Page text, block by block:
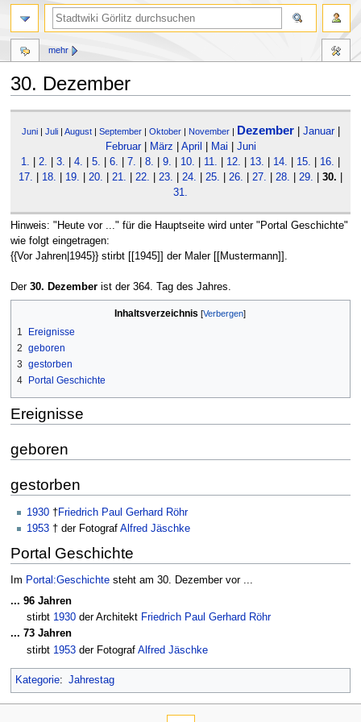
30. Dezember
Navigation
Suche
Juni| Juli| August| September| Oktober| November| Dezember| Januar|
Februar| März April Mai
Juni
1.
2. 3. 4. 5. 6. 7. 8. 9. 10. 11. 12. 13. 14. 15. 16.
17.
18. 19. 20. 21. 22. 23. 24. 25. 26. 27. 28. 29. 30.
31.
Hinweis: "Heute vor ..." für die Hauptseite wird unter "Portal Geschichte"
wie folgt eingetragen:
{{Vor Jahren|1945}} stirbt [[1945]] der Maler [[Mustermann]].
Der 30. Dezemberist der 364. Tag des Jahres.
Inhaltsverzeichnis
1
Ereignisse
2 geboren
3 gestorben
4
Portal Geschichte
Ereignisse
geboren
gestorben
1930 †Friedrich Paul Gerhard Röhr
1953 † der Fotograf Alfred Jäschke
Portal Geschichte
Im Portal:Geschichtesteht am 30. Dezember vor ...
... 96 Jahren
stirbt 1930 der Architekt Friedrich Paul Gerhard Röhr
... 73 Jahren
stirbt 1953 der Fotograf Alfred Jäschke
Kategorie: Jahrestag
mehr